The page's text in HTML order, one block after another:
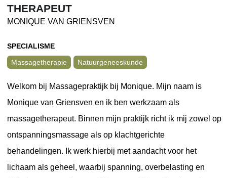
THERAPEUT
MONIQUE VAN GRIENSVEN
SPECIALISME
Massagetherapie
Natuurgeneeskunde
Welkom bij Massagepraktijk bij Monique. Mijn naam is
Monique van Griensven en ik ben werkzaam als
massagetherapeut. Binnen mijn praktijk richt ik mij zowel op
ontspanningsmassage als op klachtgerichte
behandelingen. Ik werk hierbij met aandacht voor het
lichaam als geheel, waarbij spanning, overbelasting en